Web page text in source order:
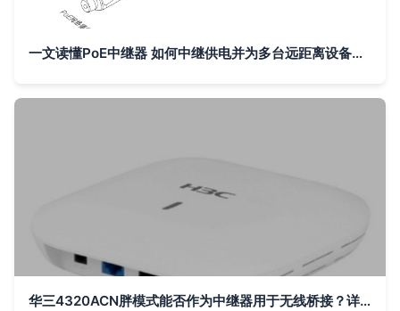
一文读懂PoE中继器 如何中继供电并为多台远距离设备保供电？
华三4320ACN胖模式能否作为中继器用于无线桥接？详细设置指南